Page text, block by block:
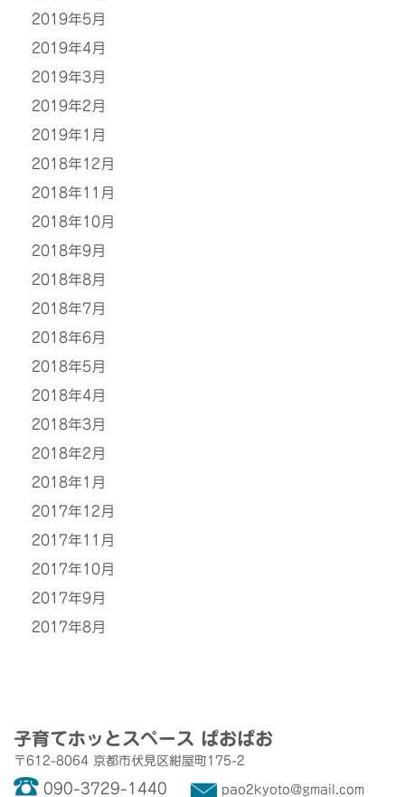
2019年5月
2019年4月
2019年3月
2019年2月
2019年1月
2018年12月
2018年11月
2018年10月
2018年9月
2018年8月
2018年7月
2018年6月
2018年5月
2018年4月
2018年3月
2018年2月
2018年1月
2017年12月
2017年11月
2017年10月
2017年9月
2017年8月
子育てホッとスペース ぱおぱお
〒612-8064 京都市伏見区紺屋町175-2
090-3729-1440 pao2kyoto@gmail.com